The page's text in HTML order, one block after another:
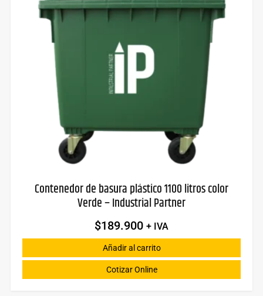
Contenedor de basura plástico 1100 litros color
Verde – Industrial Partner
$189.900 + IVA
Añadir al carrito
Cotizar Online